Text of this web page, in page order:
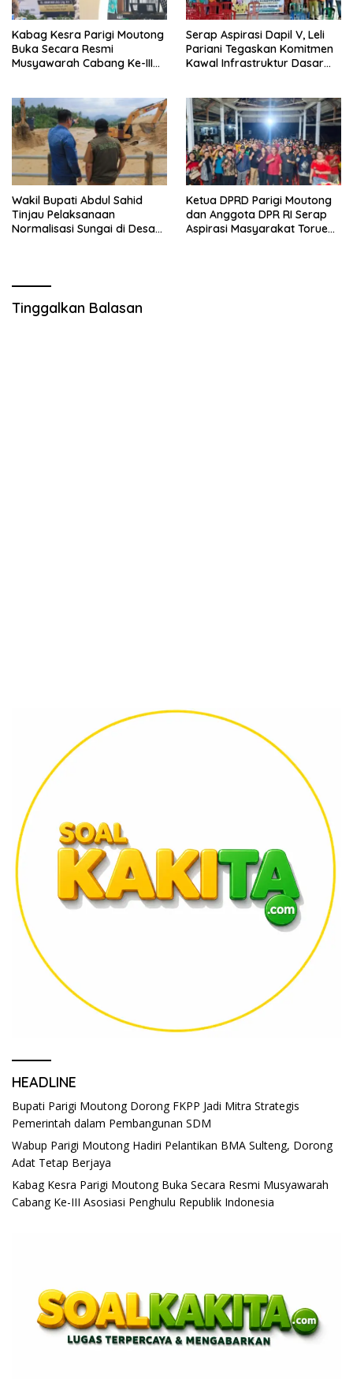
Kabag Kesra Parigi Moutong
Buka Secara Resmi
Musyawarah Cabang Ke-III
Serap Aspirasi Dapil V, Leli
Pariani Tegaskan Komitmen
Kawal Infrastruktur Dasar
Wakil Bupati Abdul Sahid
Tinjau Pelaksanaan
Normalisasi Sungai di Desa
Ketua DPRD Parigi Moutong
dan Anggota DPR RI Serap
Aspirasi Masyarakat Torue
Tinggalkan Balasan
HEADLINE
Bupati Parigi Moutong Dorong FKPP Jadi Mitra Strategis
Pemerintah dalam Pembangunan SDM
Wabup Parigi Moutong Hadiri Pelantikan BMA Sulteng, Dorong
Adat Tetap Berjaya
Kabag Kesra Parigi Moutong Buka Secara Resmi Musyawarah
Cabang Ke-III Asosiasi Penghulu Republik Indonesia